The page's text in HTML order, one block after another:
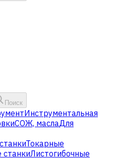
Поиск
Инструментальная
СОЖ, маслаДля
Токарные
станкиЛистогибочные